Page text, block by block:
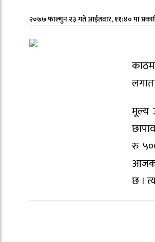
२०७७ फाल्गुन २३ गते आईतवार, ११:४० मा
मूल्य
रु
छ ।